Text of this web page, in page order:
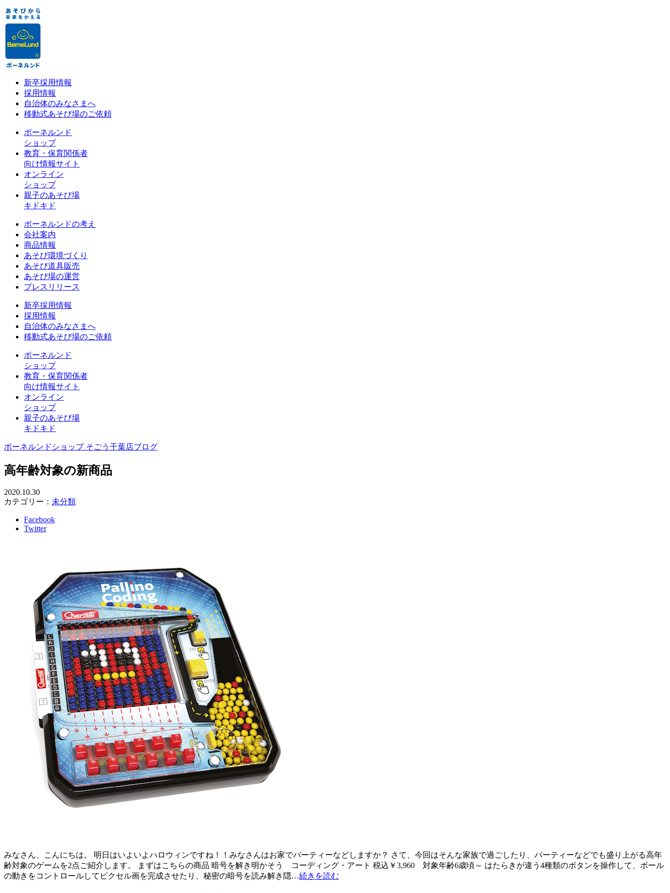
新卒採用情報
採用情報
自治体のみなさまへ
移動式あそび場のご依頼
ボーネルンド
ショップ
教育・保育関係者
向け情報サイト
オンライン
ショップ
親子のあそび場
キドキド
ボーネルンドの考え
会社案内
商品情報
あそび環境づくり
あそび道具販売
あそび場の運営
プレスリリース
新卒採用情報
採用情報
自治体のみなさまへ
移動式あそび場のご依頼
ボーネルンド
ショップ
教育・保育関係者
向け情報サイト
オンライン
ショップ
親子のあそび場
キドキド
ボーネルンドショップ そごう千葉店ブログ
高年齢対象の新商品
2020.10.30
カテゴリー： 未分類
Facebook
Twitter
みなさん、こんにちは。 明日はいよいよハロウィンですね！！みなさんはお家でパーティーなどしますか？ さて、今回はそんな家族で過ごしたり、パーティーなどでも盛り上がる高年
齢対象のゲームを2点ご紹介します。 まずはこちらの商品 暗号を解き明かそう コーディング・アート 税込￥3,960 対象年齢6歳頃～ はたらきが違う4種類のボタンを操作して、ボール
の動きをコントロールしてピクセル画を完成させたり、秘密の暗号を読み解き隠…続きを読む